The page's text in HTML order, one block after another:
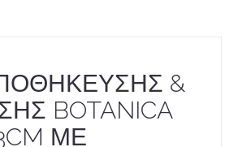
&
BOTANICA
ΜΕ